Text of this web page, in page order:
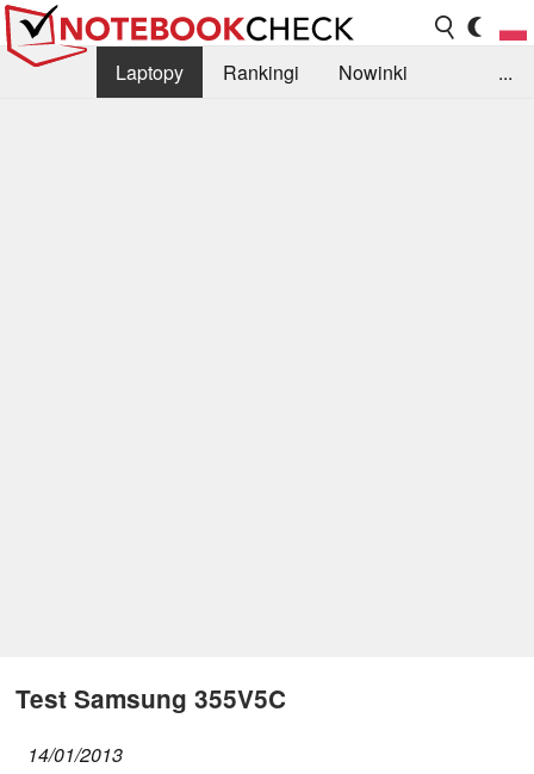
Laptopy Rankingi
Nowinki
...
Test Samsung 355V5C
14/01/2013